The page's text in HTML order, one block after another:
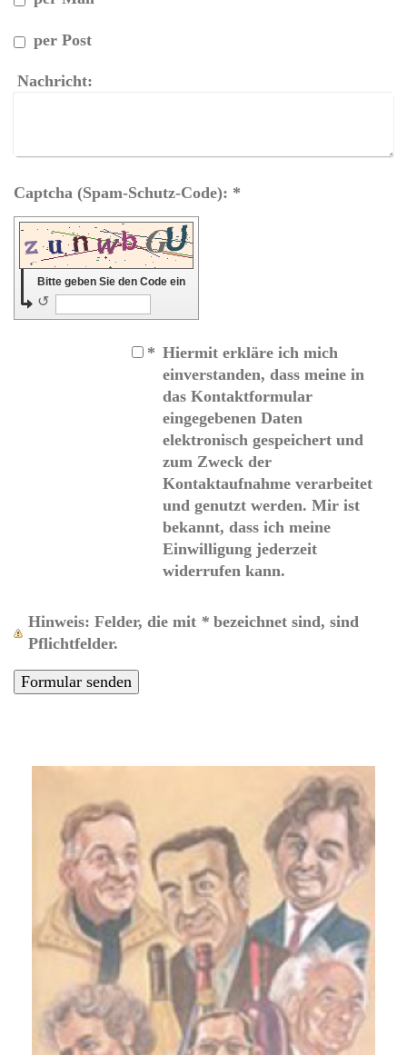
per Post
Nachricht:
Captcha (Spam-Schutz-Code): *
Bitte geben Sie den Code ein
↺
* Hiermit erkläre ich mich
einverstanden, dass meine in
das Kontaktformular
eingegebenen Daten
elektronisch gespeichert und
zum Zweck der
Kontaktaufnahme verarbeitet
und genutzt werden. Mir ist
bekannt, dass ich meine
Einwilligung jederzeit
widerrufen kann.
Hinweis : Felder, die mit * bezeichnet sind, sind
Pflichtfelder.